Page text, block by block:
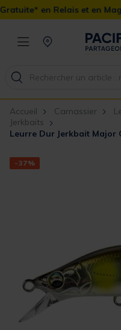
et en Magasin ainsi que
Accueil Carnassier
Jerkbaits
Leurre Dur Jerkbait Major
-37%